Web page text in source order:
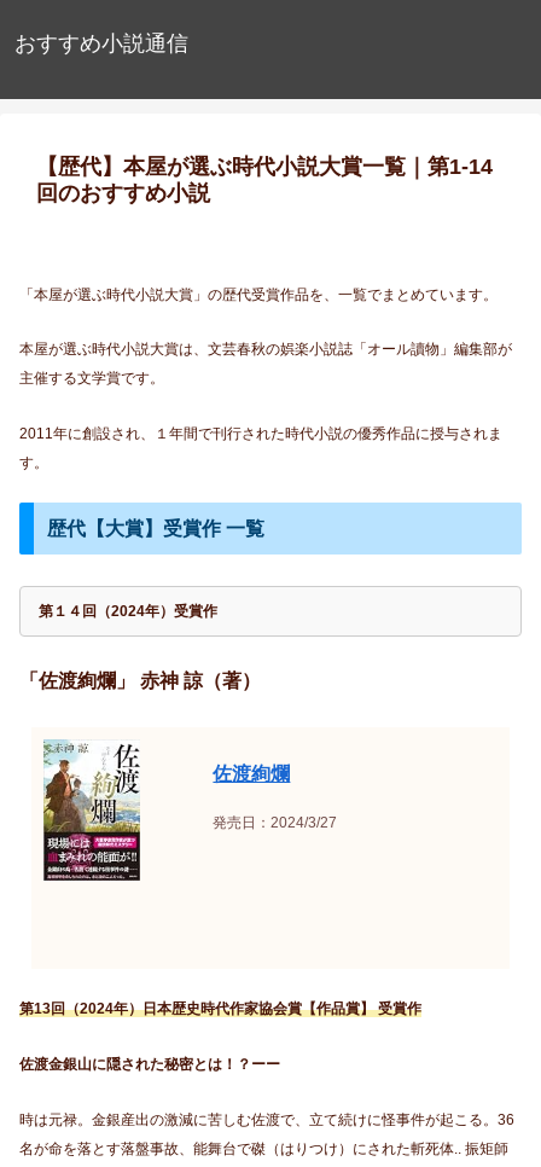
おすすめ小説通信
【歴代】本屋が選ぶ時代小説大賞一覧｜第1-14
回のおすすめ小説
「本屋が選ぶ時代小説大賞」の歴代受賞作品を、一覧でまとめています。
本屋が選ぶ時代小説大賞は、文芸春秋の娯楽小説誌「オール讀物」編集部が
主催する文学賞です。
2011年に創設され、１年間で刊行された時代小説の優秀作品に授与されま
す。
歴代【大賞】受賞作 一覧
第１４回（2024年）受賞作
「佐渡絢爛」 赤神 諒（著）
佐渡絢爛
発売日：2024/3/27
第13回（2024年）日本歴史時代作家協会賞【作品賞】 受賞作
佐渡金銀山に隠された秘密とは！？ーー
時は元禄。金銀産出の激減に苦しむ佐渡で、立て続けに怪事件が起こる。36
名が命を落とす落盤事故、能舞台で磔（はりつけ）にされた斬死体.. 振矩師